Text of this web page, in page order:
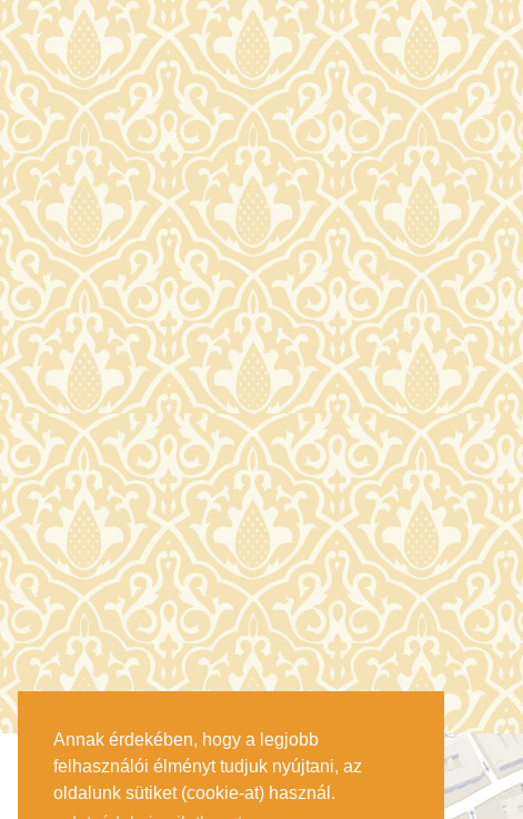
Annak érdekében, hogy a legjobb
felhasználói élményt tudjuk nyújtani, az
oldalunk sütiket (cookie-at) használ.